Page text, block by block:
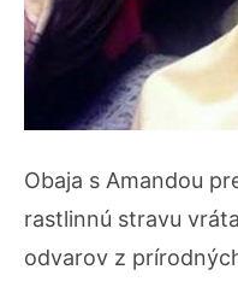
Obaja s Amandou
rastlinnú stravu
odvarov z